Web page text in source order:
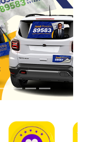
Next